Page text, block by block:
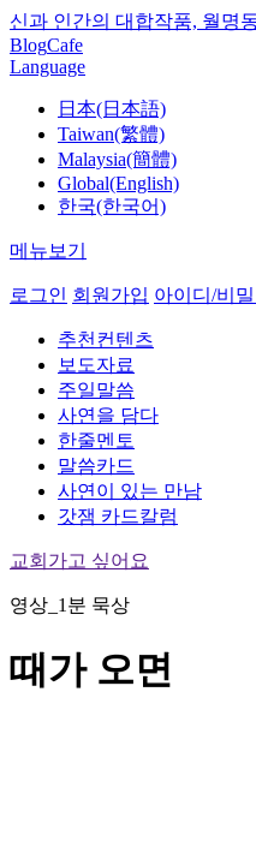
신과 인간의 대합작품, 월명
BlogCafe
Language
日本(日本語)
Taiwan(繁體)
Malaysia(簡體)
Global(English)
한국(한국어)
메뉴보기
로그인 회원가입 아이디/비밀
추천컨텐츠
보도자료
주일말씀
사연을 담다
한줄멘토
말씀카드
사연이 있는 만남
갓잼 카드칼럼
교회가고 싶어요
영상_1분 묵상
때가 오면